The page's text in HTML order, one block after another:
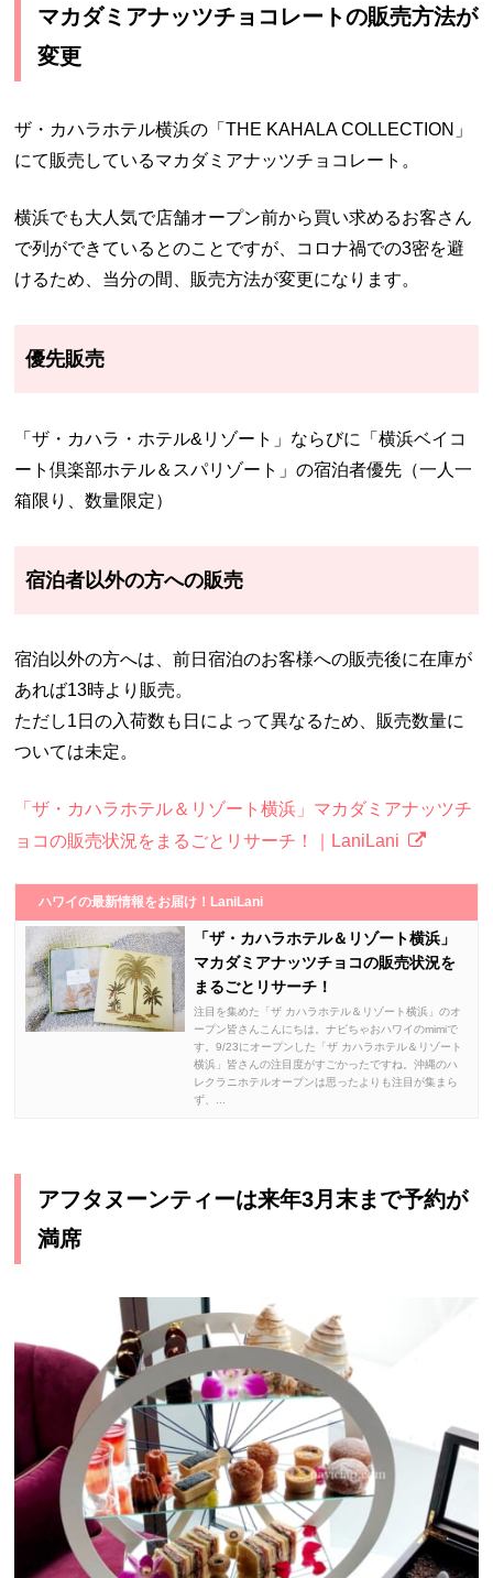
マカダミアナッツチョコレートの販売方法が
変更
ザ・カハラホテル横浜の「THE KAHALA COLLECTION」
にて販売しているマカダミアナッツチョコレート。
横浜でも大人気で店舗オープン前から買い求めるお客さん
で列ができているとのことですが、コロナ禍での3密を避
けるため、当分の間、販売方法が変更になります。
優先販売
「ザ・カハラ・ホテル&リゾート」ならびに「横浜ベイコ
ート倶楽部ホテル＆スパリゾート」の宿泊者優先（一人一
箱限り、数量限定）
宿泊者以外の方への販売
宿泊以外の方へは、前日宿泊のお客様への販売後に在庫が
あれば13時より販売。
ただし1日の入荷数も日によって異なるため、販売数量に
ついては未定。
「ザ・カハラホテル＆リゾート横浜」マカダミアナッツチ
ョコの販売状況をまるごとリサーチ！｜LaniLani
ハワイの最新情報をお届け！LaniLani
「ザ・カハラホテル＆リゾート横浜」
マカダミアナッツチョコの販売状況を
まるごとリサーチ！
注目を集めた「ザ カハラホテル＆リゾート横浜」のオ
ープン皆さんこんにちは。ナビちゃおハワイのmimiで
す。9/23にオープンした「ザ カハラホテル＆リゾート
横浜」皆さんの注目度がすごかったですね。沖縄のハ
レクラニホテルオープンは思ったよりも注目が集まら
ず、...
アフタヌーンティーは来年3月末まで予約が
満席